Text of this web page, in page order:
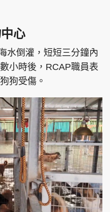
心
水倒灌，短短三分鐘內
小時後，RCAP職員表
狗受傷。